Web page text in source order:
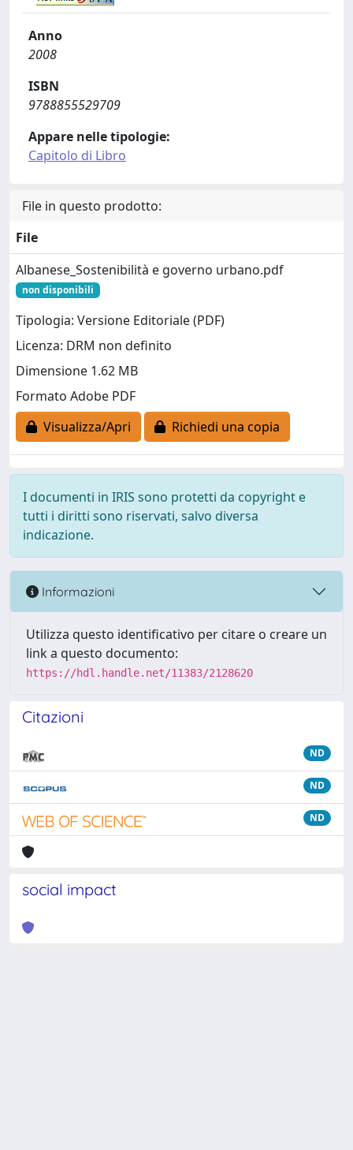
Anno
2008
ISBN
9788855529709
Appare nelle tipologie:
Capitolo di Libro
File in questo prodotto:
File
Albanese_Sostenibilità e governo urbano.pdf
non disponibili
Tipologia: Versione Editoriale (PDF)
Licenza: DRM non definito
Dimensione 1.62 MB
Formato Adobe PDF
Visualizza/Apri
Richiedi una copia
I documenti in IRIS sono protetti da copyright e
tutti i diritti sono riservati, salvo diversa
indicazione.
Informazioni
Utilizza questo identificativo per citare o creare un
link a questo documento:
https://hdl.handle.net/11383/2128620
Citazioni
ND
ND
ND
social impact